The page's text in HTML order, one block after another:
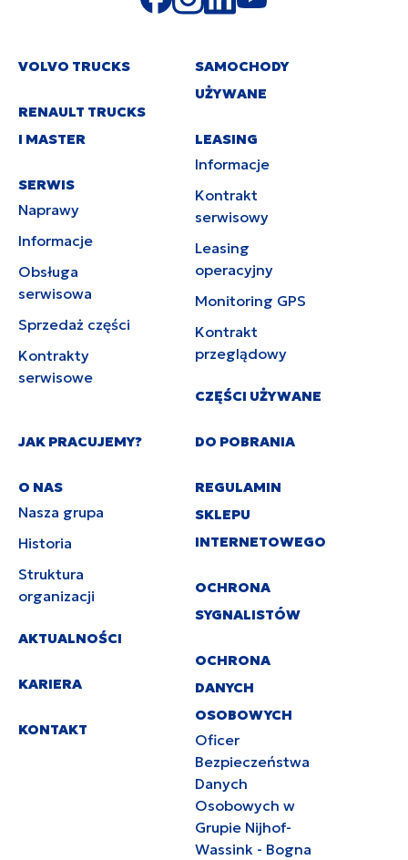
VOLVO TRUCKS
RENAULT TRUCKS
I MASTER
SERWIS
Naprawy
Informacje
Obsługa
serwisowa
Sprzedaż części
Kontrakty
serwisowe
SAMOCHODY
UŻYWANE
LEASING
Informacje
Kontrakt
serwisowy
Leasing
operacyjny
Monitoring GPS
Kontrakt
przeglądowy
CZĘŚCI UŻYWANE
JAK PRACUJEMY?
O NAS
Nasza grupa
Historia
Struktura
organizacji
AKTUALNOŚCI
KARIERA
KONTAKT
DO POBRANIA
REGULAMIN
SKLEPU
INTERNETOWEGO
OCHRONA
SYGNALISTÓW
OCHRONA
DANYCH
OSOBOWYCH
Oficer
Bezpieczeństwa
Danych
Osobowych w
Grupie Nijhof-
Wassink - Bogna